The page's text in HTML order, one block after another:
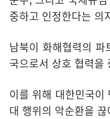
중하고 인정한다는 의
남북이 화해협력의
국으로서 상호 협력을
이를 위해 대한민국이
대 행위의 악순환을